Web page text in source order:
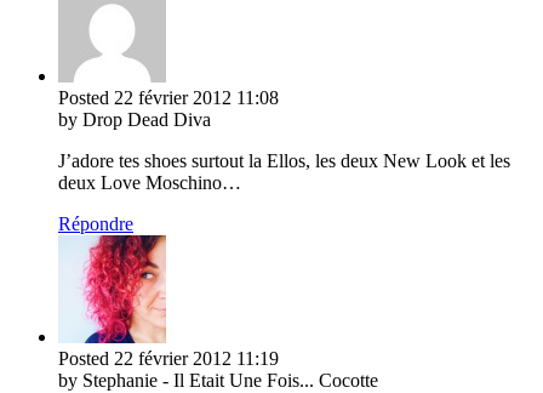
Posted 22 février 2012 11:08
by Drop Dead Diva
J’adore tes shoes surtout la Ellos, les deux New Look et les
deux Love Moschino…
Répondre
Posted 22 février 2012 11:19
by Stephanie - Il Etait Une Fois... Cocotte